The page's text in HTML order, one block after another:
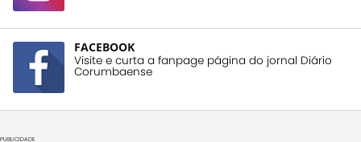
FACEBOOK
Visite e curta a fanpage página do jornal Diário
Corumbaense
PUBLICIDADE